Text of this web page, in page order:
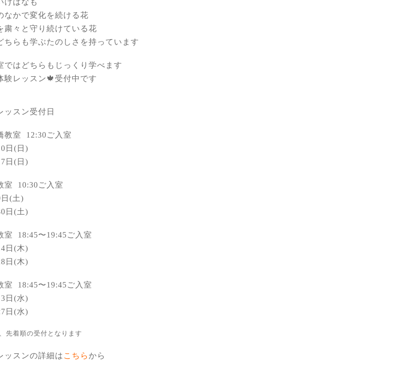
けばなも
なかで変化を続ける花
粛々と守り続けている花
ちらも学ぶたのしさを持っています
ではどちらもじっくり学べます
験レッスン🍁受付中です
ッスン受付日
教室 12:30ご入室
日(日)
日(日)
室 10:30ご入室
(土)
日(土)
室 18:45〜19:45ご入室
日(木)
日(木)
室 18:45〜19:45ご入室
日(水)
日(水)
先着順の受付となります
ッスンの詳細は こちらから